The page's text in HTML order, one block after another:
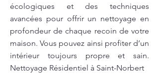
écologiques et des techniques
avancées pour offrir un nettoyage en
profondeur de chaque recoin de votre
maison. Vous pouvez ainsi profiter d’un
intérieur toujours propre et sain.
Nettoyage Résidentiel à Saint-Norbert